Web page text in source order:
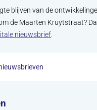
blijven van de
de Maarten Kruytstraat?
nieuwsbrief